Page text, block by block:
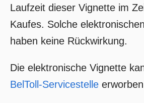
Laufzeit dieser Vignette im
Kaufes. Solche
haben keine Rückwirkung.
Die elektronische Vignette
BelToll-Servicestelle